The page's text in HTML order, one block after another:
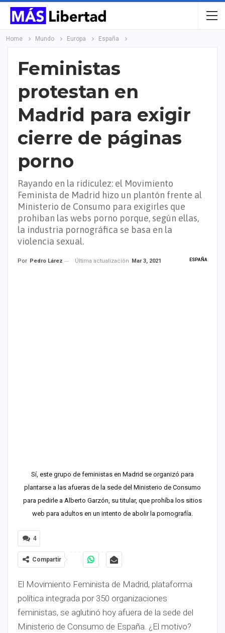
Home Mundo Europa España
Feministas
protestan en
Madrid para exigir
cierre de páginas
porno
Rayando en la ridiculez: el Movimiento
Feminista de Madrid hizo un plantón frente al
Ministerio de Consumo para exigirles que
prohiban las webs porno porque, según ellas,
la industria pornográfica se basa en la
violencia sexual.
ESPAÑA
Por Pedro Lárez Última actualización Mar 3, 2021
Sí, este grupo de feministas en Madrid se organizó para
plantarse a las afueras de la sede del Ministerio de Consumo
para pedirle a Alberto Garzón, su titular, que prohíba los sitios
web para adultos en un intento de abolir la pornografía.
4
Compartir
El Movimiento Feminista de Madrid, plataforma
política integrada por 350 organizaciones
feministas, se aglutinó hoy afuera de la sede del
Ministerio de Consumo de España. ¿El motivo?